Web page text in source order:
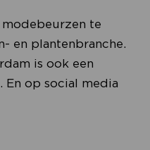
te
en plantenbranche.
is ook een
op social media